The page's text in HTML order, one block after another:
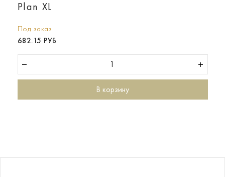
Plan XL
Под заказ
682.15 РУБ
В корзину